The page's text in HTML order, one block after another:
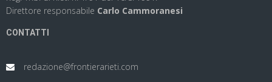
Direttore responsabile Carlo Cammoranesi
CONTATTI
redazione@frontierarieti.com